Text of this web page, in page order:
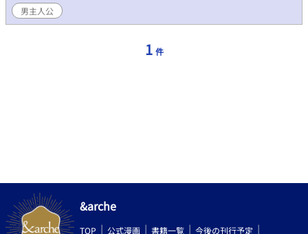
男主人公
1 件
&arche
TOP 公式漫画 書籍一覧 今後の刊行予定